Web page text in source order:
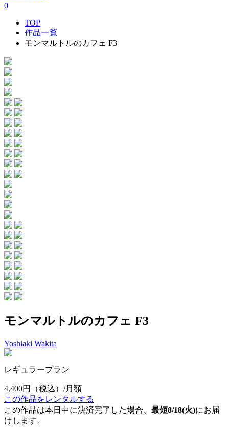
0
TOP
作品一覧
モンマルトルのカフェ F3
モンマルトルのカフェ F3
Yoshiaki Wakita
レギュラープラン
4,400円
（税込）/月額
この作品をレンタルする
この作品は本日中に決済完了した場合、 最短8/18(火)にお届
けします。